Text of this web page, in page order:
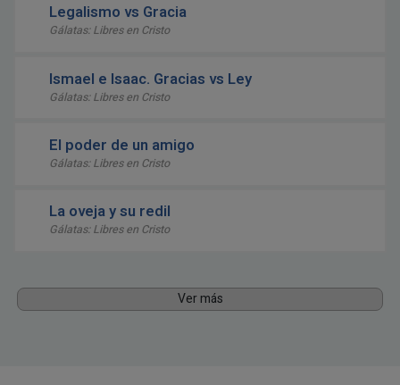
Legalismo vs Gracia
Gálatas: Libres en Cristo
Ismael e Isaac. Gracias vs Ley
Gálatas: Libres en Cristo
El poder de un amigo
Gálatas: Libres en Cristo
La oveja y su redil
Gálatas: Libres en Cristo
Ver más